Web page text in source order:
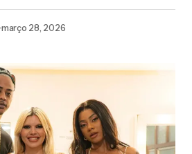
março 28, 2026